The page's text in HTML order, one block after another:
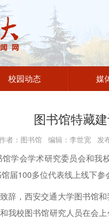
校园动态 媒
图书馆特藏
者：图书馆 编辑：李世宽
学会学术研究委员会和我
届100多位代表线上线下参
辞，西安交通大学图书馆
我校图书馆研究人员在会